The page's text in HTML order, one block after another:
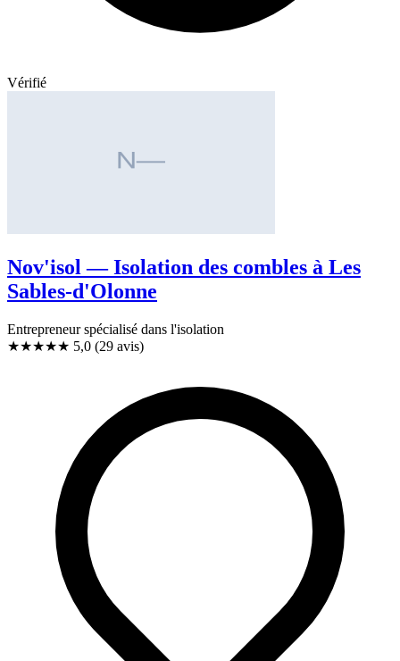
Vérifié
Nov'isol — Isolation des combles à Les
Sables-d'Olonne
Entrepreneur spécialisé dans l'isolation
★★★★★ 5,0 (29 avis)